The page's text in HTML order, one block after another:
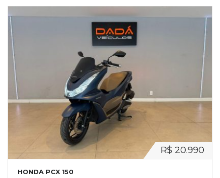
R$ 20.990
HONDA PCX 150